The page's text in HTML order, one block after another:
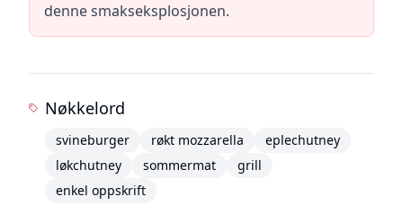
denne smakseksplosjonen.
Nøkkelord
svineburger røkt mozzarella
eplechutney
løkchutney
sommermat
grill
enkel oppskrift